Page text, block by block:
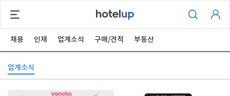
채용 인재 업계소식 구매/견적 부동산
업계소식